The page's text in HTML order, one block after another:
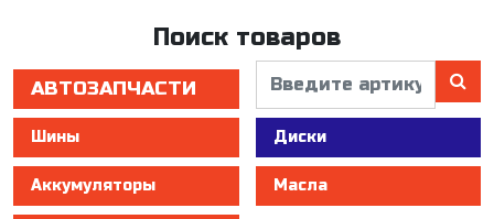
Поиск товаров
АВТОЗАПЧАСТИ
Шины Диски
Аккумуляторы Масла